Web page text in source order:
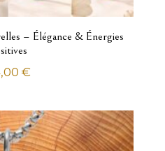
– Élégance & Énergies
€